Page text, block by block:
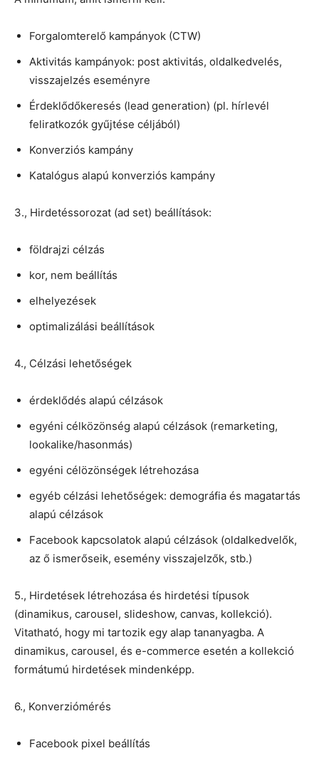
Forgalomterelő kampányok (CTW)
Aktivitás kampányok: post aktivitás, oldalkedvelés,
visszajelzés eseményre
Érdeklődőkeresés (lead generation) (pl. hírlevél
feliratkozók gyűjtése céljából)
Konverziós kampány
Katalógus alapú konverziós kampány
3., Hirdetéssorozat (ad set) beállítások:
földrajzi célzás
kor, nem beállítás
elhelyezések
optimalizálási beállítások
4., Célzási lehetőségek
érdeklődés alapú célzások
egyéni célközönség alapú célzások (remarketing,
lookalike/hasonmás)
egyéni célözönségek létrehozása
egyéb célzási lehetőségek: demográfia és magatartás
alapú célzások
Facebook kapcsolatok alapú célzások (oldalkedvelők,
az ő ismerőseik, esemény visszajelzők, stb.)
5., Hirdetések létrehozása és hirdetési típusok
(dinamikus, carousel, slideshow, canvas, kollekció).
Vitatható, hogy mi tartozik egy alap tananyagba. A
dinamikus, carousel, és e-commerce esetén a kollekció
formátumú hirdetések mindenképp.
6., Konverziómérés
Facebook pixel beállítás